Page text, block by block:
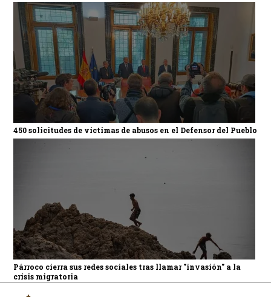
450 solicitudes de víctimas de abusos en el Defensor del Pueblo
Párroco cierra sus redes sociales tras llamar "invasión" a la
crisis migratoria